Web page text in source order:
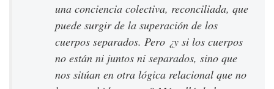
una conciencia colectiva, reconciliada, que
puede surgir de la superación de los
cuerpos separados. Pero ¿y si los cuerpos
no están ni juntos ni separados, sino que
nos sitúan en otra lógica relacional que no